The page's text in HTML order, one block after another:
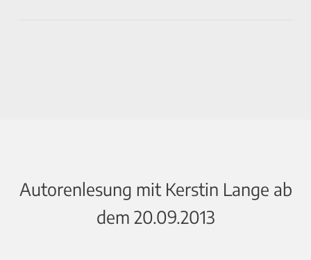
Autorenlesung mit Kerstin Lange ab
dem 20.09.2013